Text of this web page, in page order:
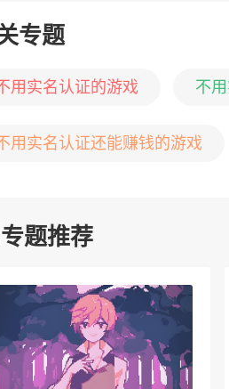
专题
用实名认证的游戏 不
用实名认证还能赚钱的游戏
题推荐